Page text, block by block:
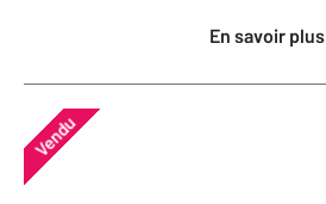
En savoir plus
Vendu